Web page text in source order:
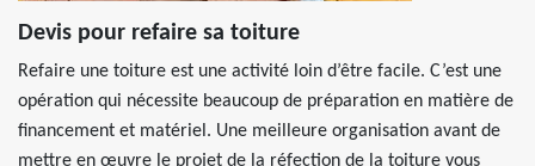
Devis pour refaire sa toiture
Refaire une toiture est une activité loin d’être facile. C’est une
opération qui nécessite beaucoup de préparation en matière de
financement et matériel. Une meilleure organisation avant de
mettre en œuvre le projet de la réfection de la toiture vous